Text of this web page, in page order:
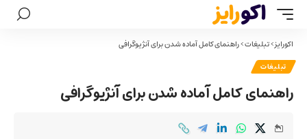
اکورایز>تبلیغات>راهنمای کامل آماده شدن برای آنژیوگرافی
تبلیغات
راهنمای کامل آماده شدن برای آنژیوگرافی